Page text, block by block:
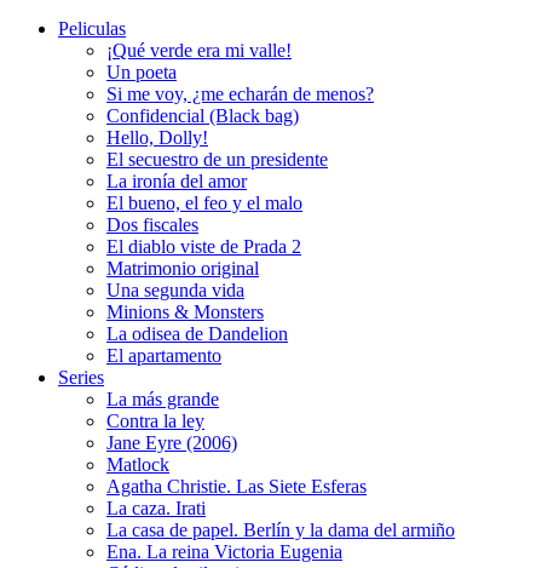
Peliculas
¡Qué verde era mi valle!
Un poeta
Si me voy, ¿me echarán de menos?
Confidencial (Black bag)
Hello, Dolly!
El secuestro de un presidente
La ironía del amor
El bueno, el feo y el malo
Dos fiscales
El diablo viste de Prada 2
Matrimonio original
Una segunda vida
Minions & Monsters
La odisea de Dandelion
El apartamento
Series
La más grande
Contra la ley
Jane Eyre (2006)
Matlock
Agatha Christie. Las Siete Esferas
La caza. Irati
La casa de papel. Berlín y la dama del armiño
Ena. La reina Victoria Eugenia